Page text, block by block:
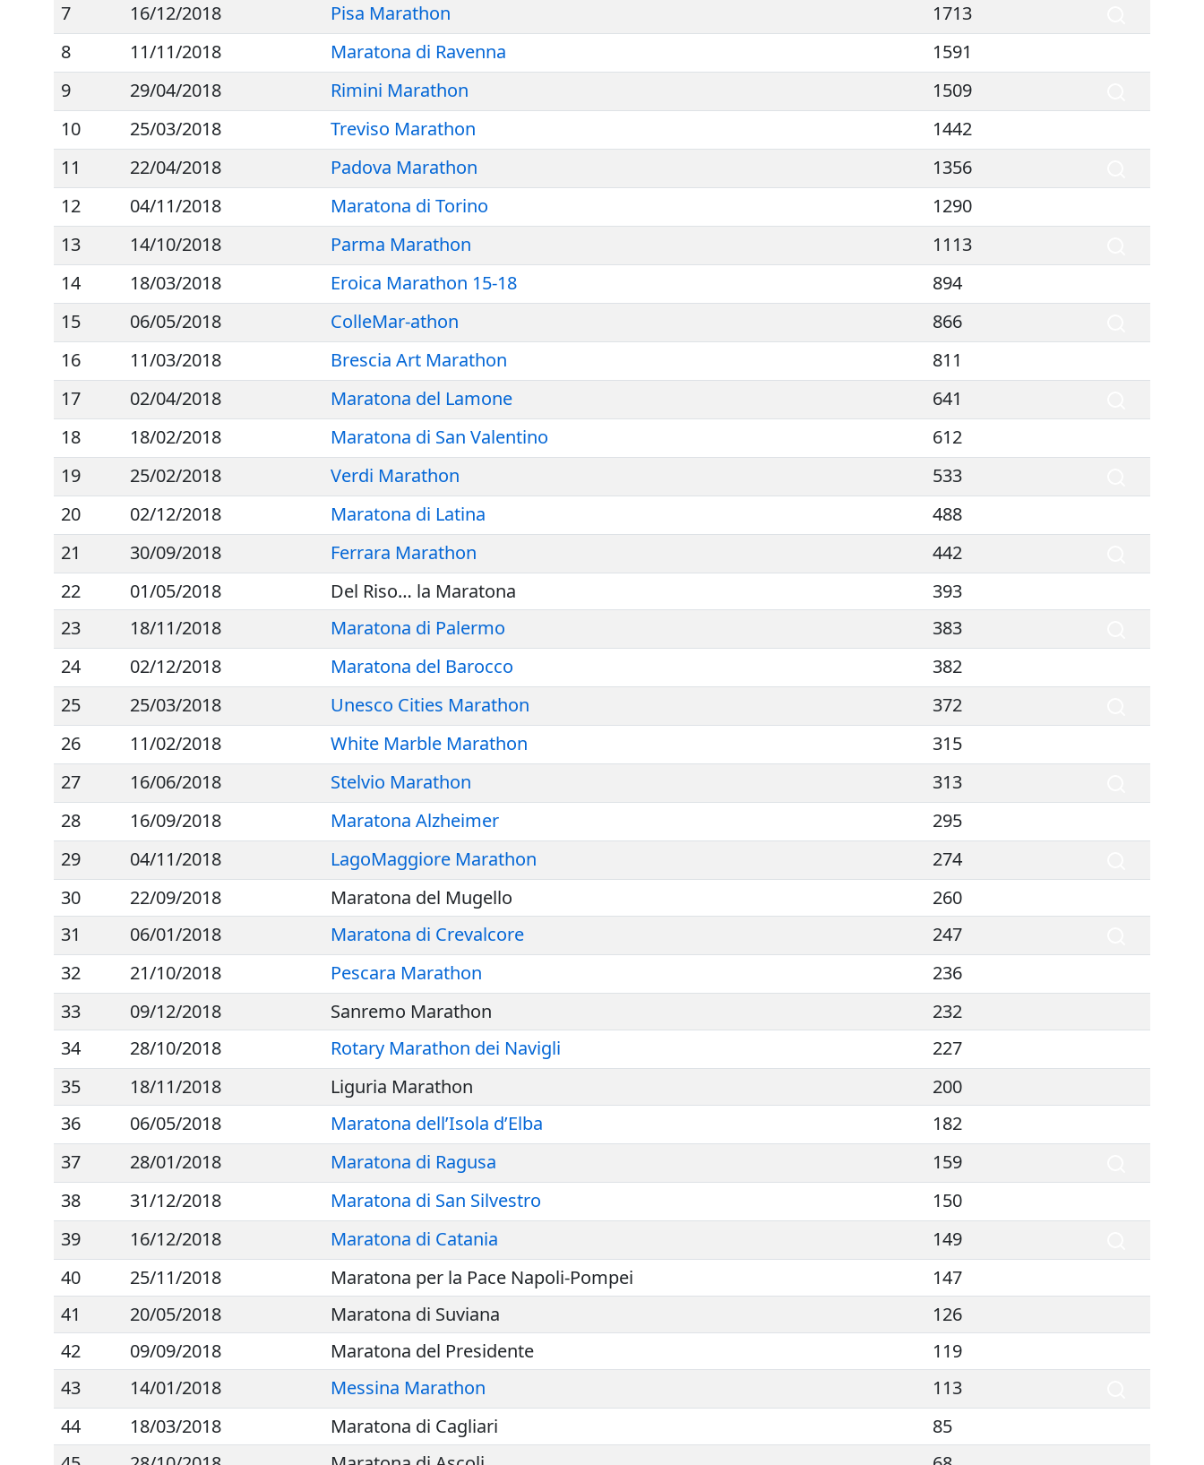
7
16/12/2018 Pisa Marathon
1713
8
11/11/2018 Maratona di Ravenna
1591
9
29/04/2018 Rimini Marathon
1509
10
25/03/2018 Treviso Marathon
1442
11
22/04/2018 Padova Marathon
1356
12
04/11/2018 Maratona di Torino
1290
13
14/10/2018 Parma Marathon
1113
14
18/03/2018 Eroica Marathon 15-18
894
15
06/05/2018 ColleMar-athon
866
16
11/03/2018 Brescia Art Marathon
811
17
02/04/2018 Maratona del Lamone
641
18
18/02/2018 Maratona di San Valentino
612
19
25/02/2018 Verdi Marathon
533
20
02/12/2018 Maratona di Latina
488
21
30/09/2018 Ferrara Marathon
442
22
01/05/2018 Del Riso… la Maratona
393
23
18/11/2018 Maratona di Palermo
383
24
02/12/2018 Maratona del Barocco
382
25
25/03/2018 Unesco Cities Marathon
372
26
11/02/2018 White Marble Marathon
315
27
16/06/2018 Stelvio Marathon
313
28
16/09/2018 Maratona Alzheimer
295
29
04/11/2018 LagoMaggiore Marathon
274
30
22/09/2018 Maratona del Mugello
260
31
06/01/2018 Maratona di Crevalcore
247
32
21/10/2018 Pescara Marathon
236
33
09/12/2018 Sanremo Marathon
232
34
28/10/2018 Rotary Marathon dei Navigli
227
35
18/11/2018 Liguria Marathon
200
36
06/05/2018 Maratona dell’Isola d’Elba
182
37
28/01/2018 Maratona di Ragusa
159
38
31/12/2018 Maratona di San Silvestro
150
39
16/12/2018 Maratona di Catania
149
40
25/11/2018 Maratona per la Pace Napoli-Pompei
147
41
20/05/2018 Maratona di Suviana
126
42
09/09/2018 Maratona del Presidente
119
43
14/01/2018 Messina Marathon
113
44
18/03/2018 Maratona di Cagliari
85